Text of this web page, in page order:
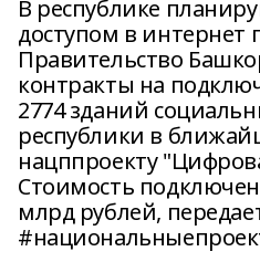
В республике
доступом в интернет
Правительство
контракты на
2774 зданий
республики в
нацппроекту
Стоимость
млрд рублей,